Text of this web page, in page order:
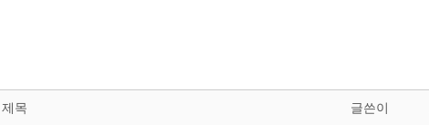
제목 글쓴이